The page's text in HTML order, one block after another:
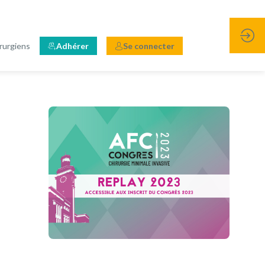
Adhérer Se connecter